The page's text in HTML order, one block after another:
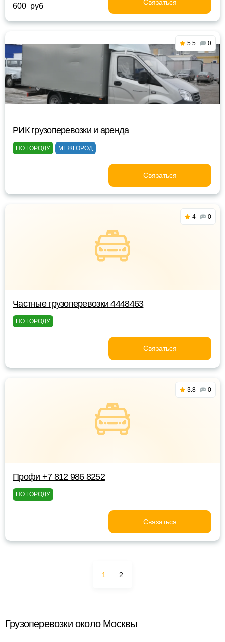
600 руб Связаться
5.5 0
РИК грузоперевозки и аренда
ПО ГОРОДУ МЕЖГОРОД
Связаться
4 0
Частные грузоперевозки 4448463
ПО ГОРОДУ
Связаться
3.8 0
Профи +7 812 986 8252
ПО ГОРОДУ
Связаться
1 2
Грузоперевозки около Москвы